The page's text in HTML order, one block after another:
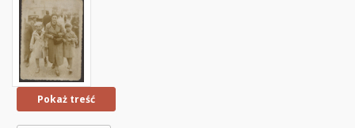
Pokaż treść